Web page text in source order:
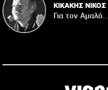
ΚΙΚΑΚΗΣ ΝΙΚΟΣ
Για τον Αμαλό…